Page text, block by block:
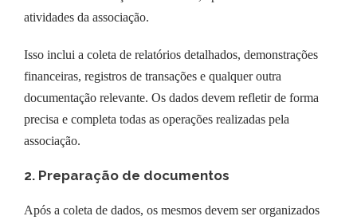
atividades da associação.
Isso inclui a coleta de relatórios detalhados, demonstrações
financeiras, registros de transações e qualquer outra
documentação relevante. Os dados devem refletir de forma
precisa e completa todas as operações realizadas pela
associação.
2. Preparação de documentos
Após a coleta de dados, os mesmos devem ser organizados